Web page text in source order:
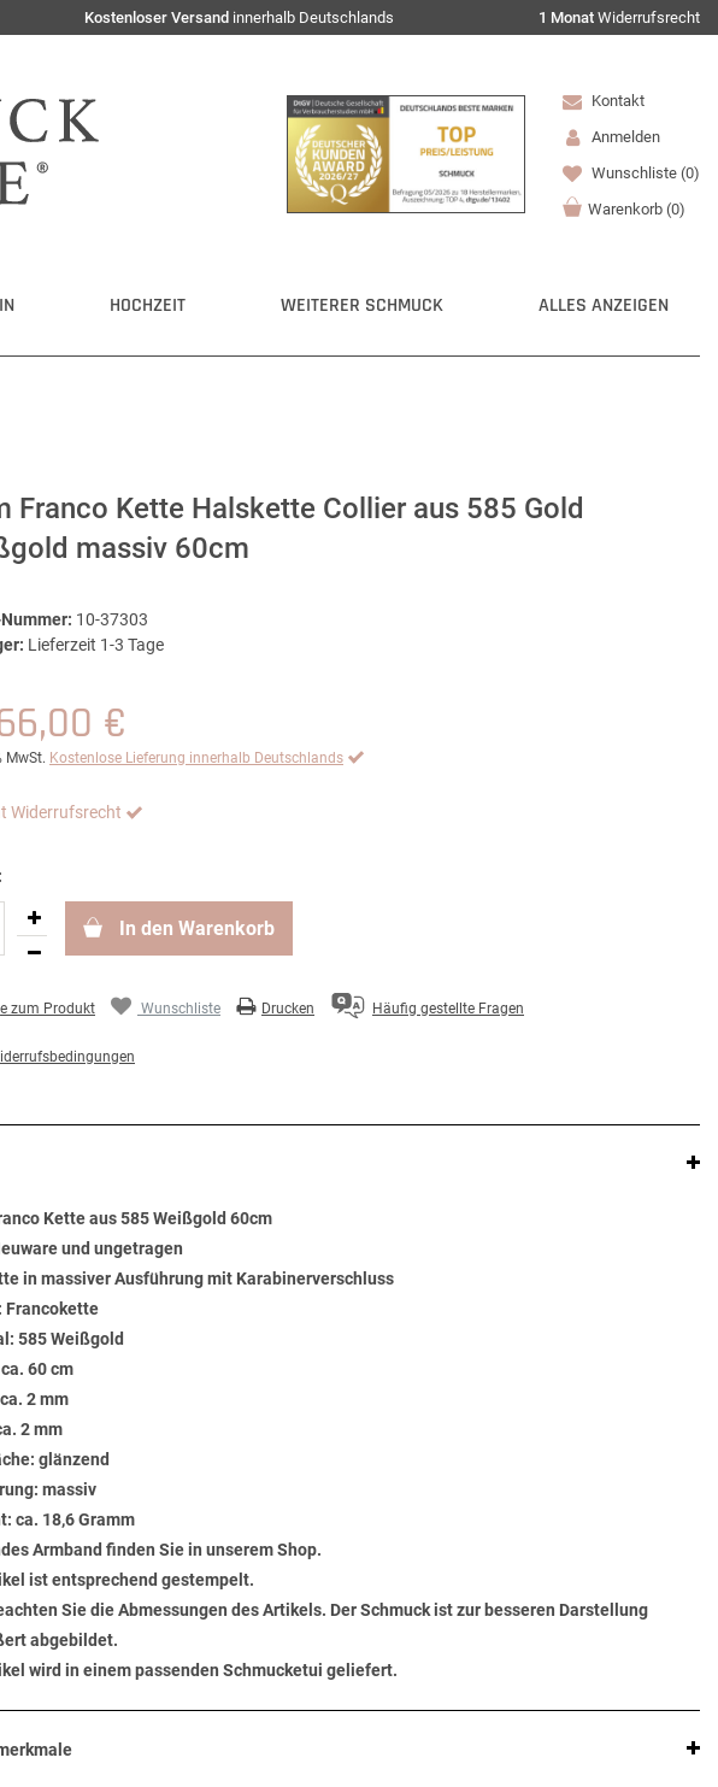
Kostenloser Versand innerhalb Deutschlands 1 Monat Widerrufsrecht
Kontakt
Anmelden
Wunschliste (0)
Warenkorb (0)
HOCHZEIT WEITERER SCHMUCK ALLES ANZEIGEN
Franco Kette Halskette Collier aus 585 Gold
massiv 60cm
10-37303
Lieferzeit 1-3 Tage
€
MwSt. Kostenlose Lieferung innerhalb Deutschlands
Widerrufsrecht
In den Warenkorb
zum Produkt Wunschliste Drucken Häufig gestellte Fragen
Kette aus 585 Weißgold 60cm
und ungetragen
in massiver Ausführung mit Karabinerverschluss
Francokette
585 Weißgold
60 cm
2 mm
2 mm
glänzend
massiv
ca. 18,6 Gramm
Armband finden Sie in unserem Shop.
ist entsprechend gestempelt.
Sie die Abmessungen des Artikels. Der Schmuck ist zur besseren Darstellung
abgebildet.
wird in einem passenden Schmucketui geliefert.